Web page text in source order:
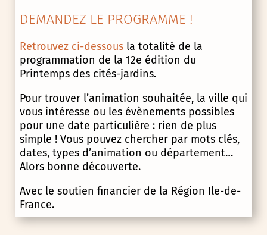
DEMANDEZ LE PROGRAMME !
Retrouvez ci-dessousla totalité de la
programmation de la 12e édition du
Printemps des cités-jardins.
Pour trouver l’animation souhaitée, la ville qui
vous intéresse ou les évènements possibles
pour une date particulière : rien de plus
simple ! Vous pouvez chercher par mots clés,
dates, types d’animation ou département…
Alors bonne découverte.
Avec le soutien financier de la Région Ile-de-
France.